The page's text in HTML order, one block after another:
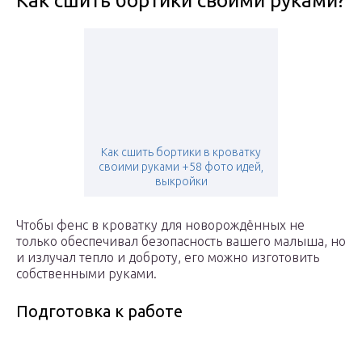
Как сшить бортики в кроватку
своими руками +58 фото идей,
выкройки
Чтобы фенс в кроватку для новорождённых не
только обеспечивал безопасность вашего малыша, но
и излучал тепло и доброту, его можно изготовить
собственными руками.
Подготовка к работе